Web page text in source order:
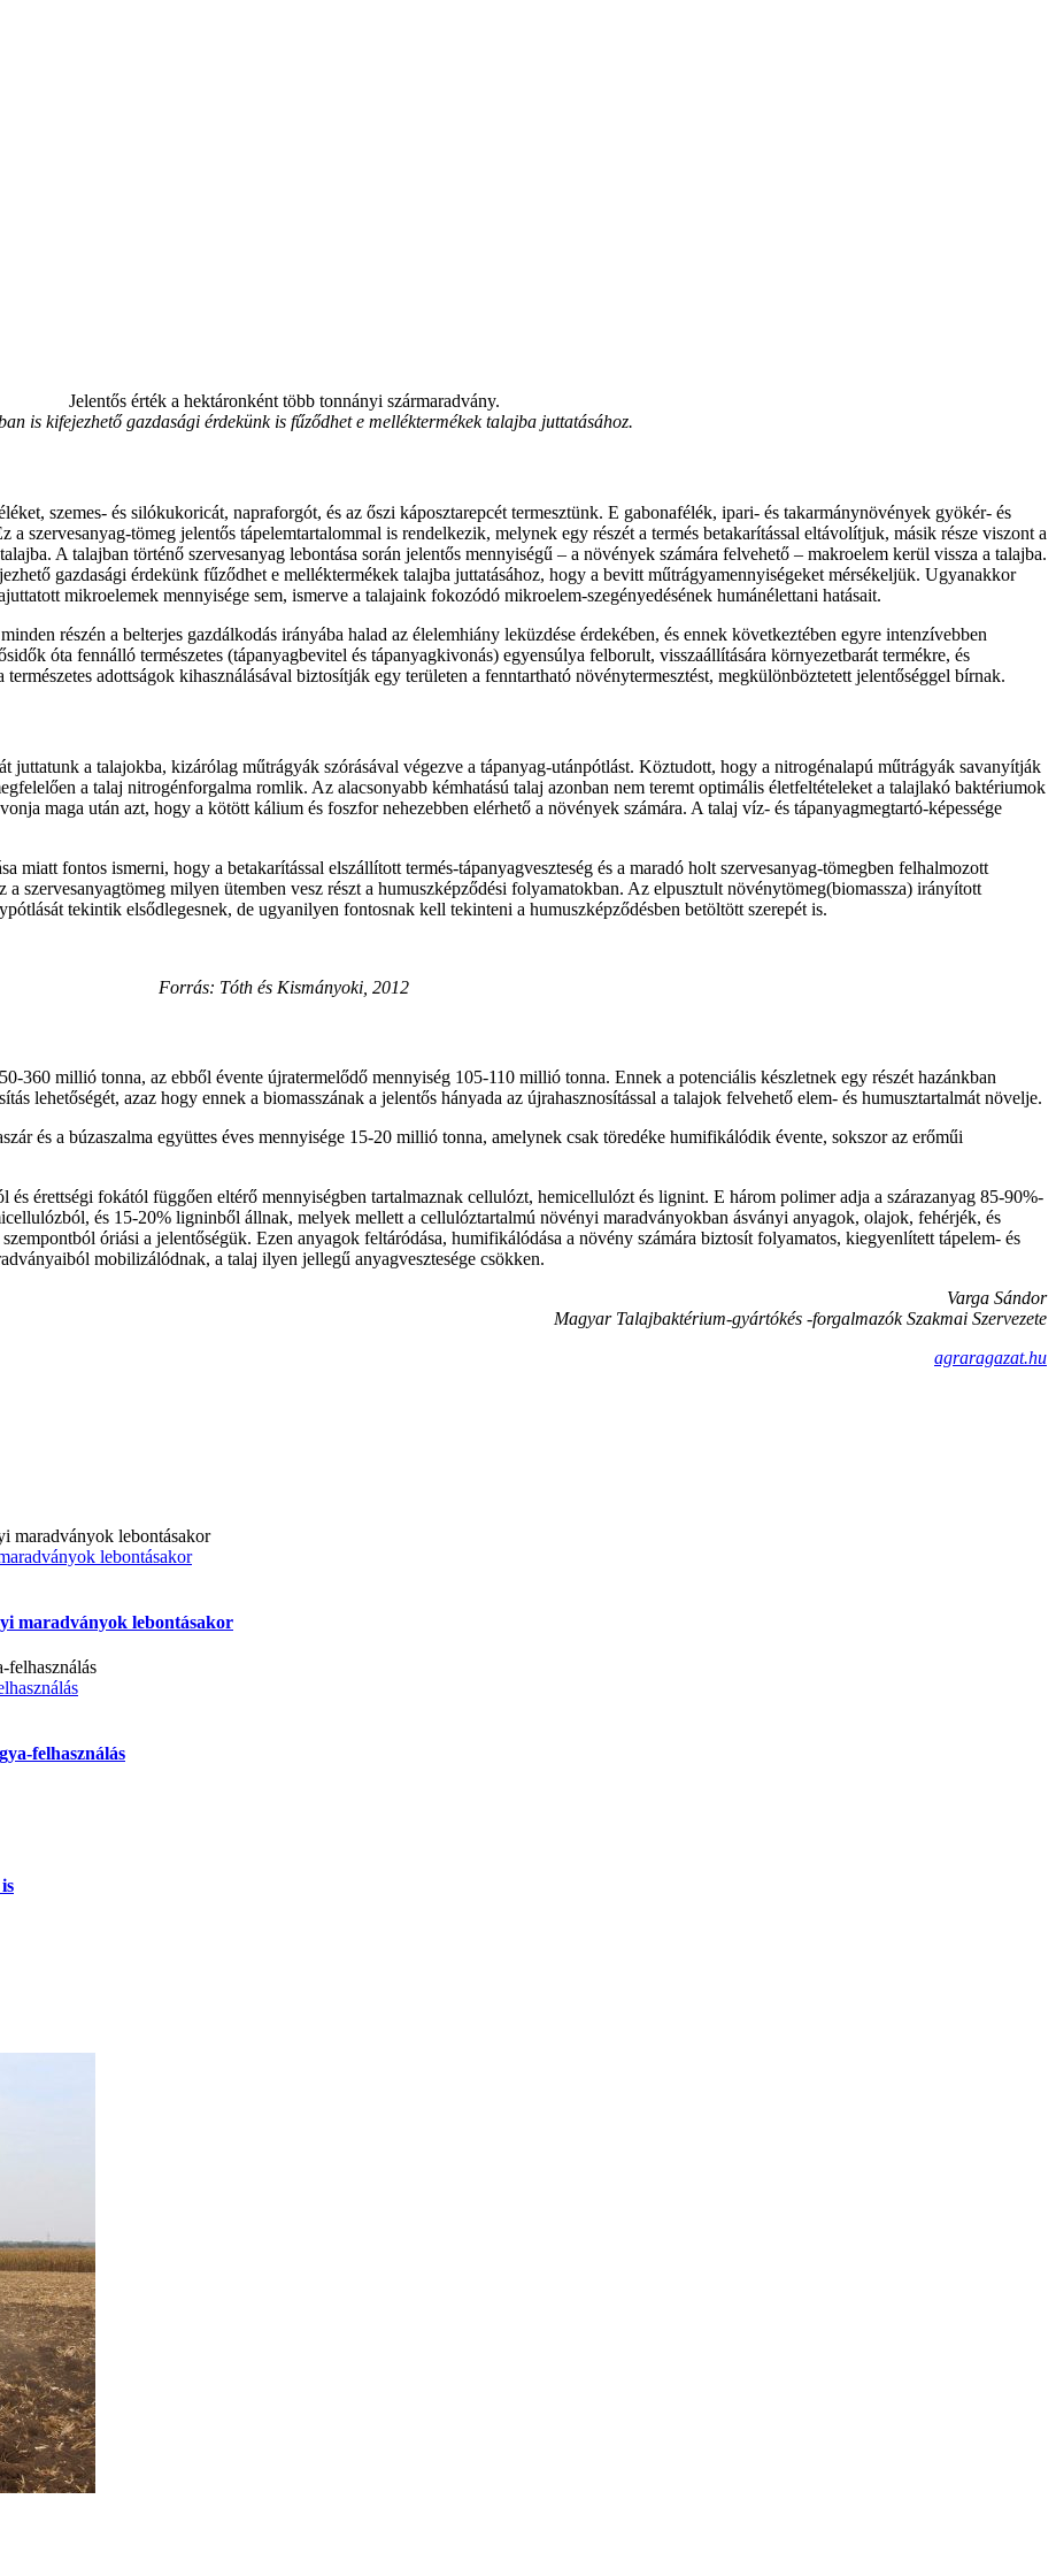
Jelentős érték a hektáronként több tonnányi szármaradvány.
is kifejezhető gazdasági érdekünk is fűződhet e melléktermékek talajba juttatásához.
szemes- és silókukoricát, napraforgót, és az őszi káposztarepcét termesztünk. E gabonafélék, ipari- és takarmánynövények gyökér- és
a szervesanyag-tömeg jelentős tápelemtartalommal is rendelkezik, melynek egy részét a termés betakarítással eltávolítjuk, másik része viszont a
A talajban történő szervesanyag lebontása során jelentős mennyiségű – a növények számára felvehető – makroelem kerül vissza a talajba.
gazdasági érdekünk fűződhet e melléktermékek talajba juttatásához, hogy a bevitt műtrágyamennyiségeket mérsékeljük. Ugyanakkor
mikroelemek mennyisége sem, ismerve a talajaink fokozódó mikroelem-szegényedésének humánélettani hatásait.
részén a belterjes gazdálkodás irányába halad az élelemhiány leküzdése érdekében, és ennek következtében egyre intenzívebben
óta fennálló természetes (tápanyagbevitel és tápanyagkivonás) egyensúlya felborult, visszaállítására környezetbarát termékre, és
adottságok kihasználásával biztosítják egy területen a fenntartható növénytermesztést, megkülönböztetett jelentőséggel bírnak.
juttatunk a talajokba, kizárólag műtrágyák szórásával végezve a tápanyag-utánpótlást. Köztudott, hogy a nitrogénalapú műtrágyák savanyítják
a talaj nitrogénforgalma romlik. Az alacsonyabb kémhatású talaj azonban nem teremt optimális életfeltételeket a talajlakó baktériumok
maga után azt, hogy a kötött kálium és foszfor nehezebben elérhető a növények számára. A talaj víz- és tápanyagmegtartó-képessége
miatt fontos ismerni, hogy a betakarítással elszállított termés-tápanyagveszteség és a maradó holt szervesanyag-tömegben felhalmozott
szervesanyagtömeg milyen ütemben vesz részt a humuszképződési folyamatokban. Az elpusztult növénytömeg(biomassza) irányított
tekintik elsődlegesnek, de ugyanilyen fontosnak kell tekinteni a humuszképződésben betöltött szerepét is.
Forrás: Tóth és Kismányoki, 2012
360 millió tonna, az ebből évente újratermelődő mennyiség 105-110 millió tonna. Ennek a potenciális készletnek egy részét hazánkban
lehetőségét, azaz hogy ennek a biomasszának a jelentős hányada az újrahasznosítással a talajok felvehető elem- és humusztartalmát növelje.
és a búzaszalma együttes éves mennyisége 15-20 millió tonna, amelynek csak töredéke humifikálódik évente, sokszor az erőműi
érettségi fokától függően eltérő mennyiségben tartalmaznak cellulózt, hemicellulózt és lignint. E három polimer adja a szárazanyag 85-90%-
és 15-20% ligninből állnak, melyek mellett a cellulóztartalmú növényi maradványokban ásványi anyagok, olajok, fehérjék, és
óriási a jelentőségük. Ezen anyagok feltáródása, humifikálódása a növény számára biztosít folyamatos, kiegyenlített tápelem- és
mobilizálódnak, a talaj ilyen jellegű anyagvesztesége csökken.
Varga Sándor
Magyar Talajbaktérium-gyártókés -forgalmazók Szakmai Szervezete
agraragazat.hu
lebontásakor
maradványok lebontásakor
felhasználás